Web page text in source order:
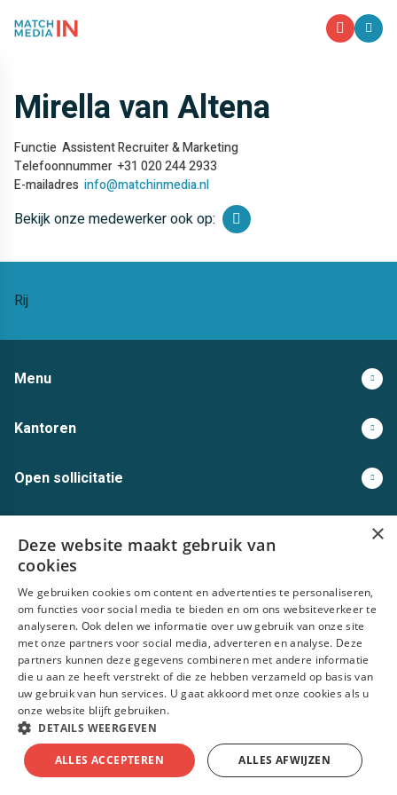
Mirella van Altena
Functie Assistent Recruiter & Marketing
Telefoonnummer +31 020 244 2933
E-mailadres info@matchinmedia.nl
Bekijk onze medewerker ook op:
Rij
Menu
Kantoren
Open sollicitatie
Privacy statementAlgemene voorwaardenDisclaimerCookies
© MatchinMedia 2022
×
Deze website maakt gebruik van
cookies
We gebruiken cookies om content en advertenties te personaliseren,
om functies voor social media te bieden en om ons websiteverkeer te
analyseren. Ook delen we informatie over uw gebruik van onze site
met onze partners voor social media, adverteren en analyse. Deze
partners kunnen deze gegevens combineren met andere informatie
die u aan ze heeft verstrekt of die ze hebben verzameld op basis van
uw gebruik van hun services. U gaat akkoord met onze cookies als u
onze website blijft gebruiken.
DETAILS WEERGEVEN
ALLES ACCEPTEREN ALLES AFWIJZEN